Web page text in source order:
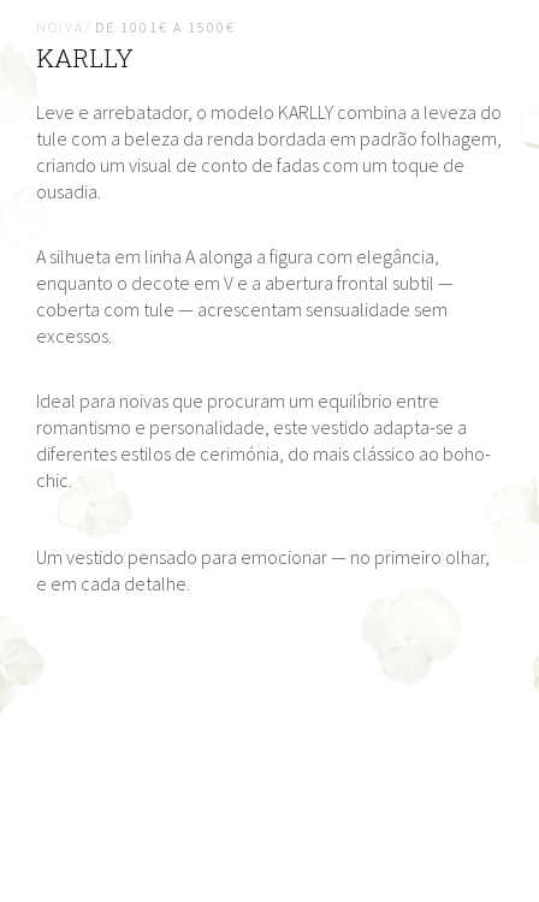
NOIVA/ DE 1001€ A 1500€
KARLLY
Leve e arrebatador, o modelo KARLLY combina a leveza do
tule com a beleza da renda bordada em padrão folhagem,
criando um visual de conto de fadas com um toque de
ousadia.
A silhueta em linha A alonga a figura com elegância,
enquanto o decote em V e a abertura frontal subtil —
coberta com tule — acrescentam sensualidade sem
excessos.
Ideal para noivas que procuram um equilíbrio entre
romantismo e personalidade, este vestido adapta-se a
diferentes estilos de cerimónia, do mais clássico ao boho-
chic.
Um vestido pensado para emocionar — no primeiro olhar,
e em cada detalhe.